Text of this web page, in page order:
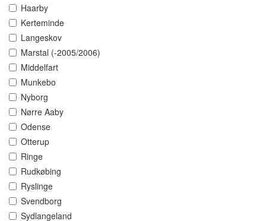
Haarby
Kerteminde
Langeskov
Marstal (-2005/2006)
Middelfart
Munkebo
Nyborg
Nørre Aaby
Odense
Otterup
Ringe
Rudkøbing
Ryslinge
Svendborg
Sydlangeland